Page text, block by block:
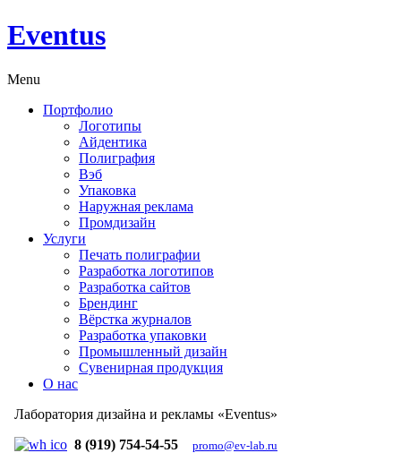
Eventus
Menu
Портфолио
Логотипы
Айдентика
Полиграфия
Вэб
Упаковка
Наружная реклама
Промдизайн
Услуги
Печать полиграфии
Разработка логотипов
Разработка сайтов
Брендинг
Вёрстка журналов
Разработка упаковки
Промышленный дизайн
Сувенирная продукция
О нас
Лаборатория дизайна и рекламы «Eventus»
8 (919) 754-54-55
promo@ev-lab.ru